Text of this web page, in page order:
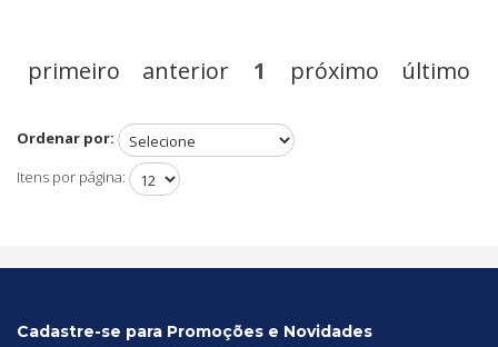
primeiro anterior 1 próximo último
Ordenar por:
Itens por página:
Cadastre-se para Promoções e Novidades